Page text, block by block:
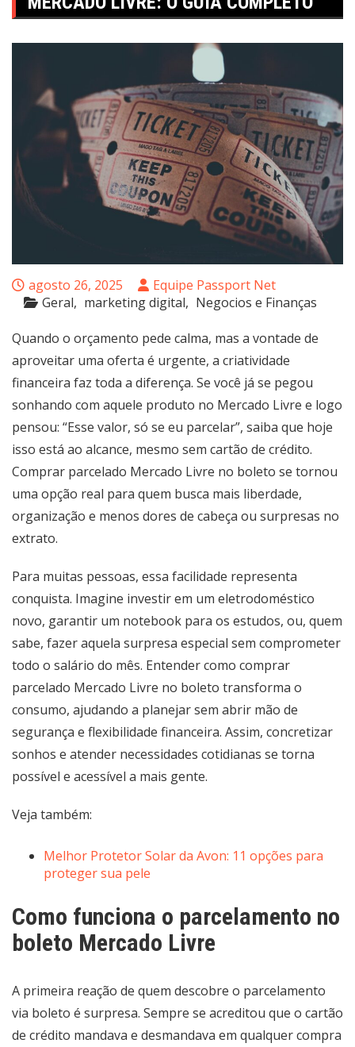
agosto 26, 2025
Equipe Passport Net
Geral
marketing digital Negocios e Finanças
Quando o orçamento pede calma, mas a vontade de
aproveitar uma oferta é urgente, a criatividade
financeira faz toda a diferença. Se você já se pegou
sonhando com aquele produto no Mercado Livre e logo
pensou: “Esse valor, só se eu parcelar”, saiba que hoje
isso está ao alcance, mesmo sem cartão de crédito.
Comprar parcelado Mercado Livre no boleto se tornou
uma opção real para quem busca mais liberdade,
organização e menos dores de cabeça ou surpresas no
extrato.
Para muitas pessoas, essa facilidade representa
conquista. Imagine investir em um eletrodoméstico
novo, garantir um notebook para os estudos, ou, quem
sabe, fazer aquela surpresa especial sem comprometer
todo o salário do mês. Entender como comprar
parcelado Mercado Livre no boleto transforma o
consumo, ajudando a planejar sem abrir mão de
segurança e flexibilidade financeira. Assim, concretizar
sonhos e atender necessidades cotidianas se torna
possível e acessível a mais gente.
Veja também:
Melhor Protetor Solar da Avon: 11 opções para
proteger sua pele
Como funciona o parcelamento no
boleto Mercado Livre
A primeira reação de quem descobre o parcelamento
via boleto é surpresa. Sempre se acreditou que o cartão
de crédito mandava e desmandava em qualquer compra